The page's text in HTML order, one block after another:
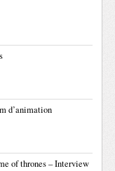
d’animation
of thrones – Interview